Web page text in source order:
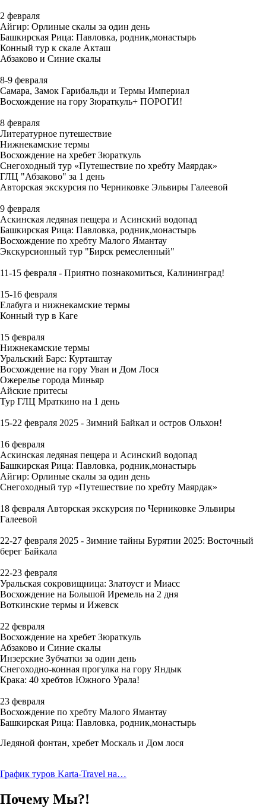
2 февраля
Айгир: Орлиные скалы за один день
Башкирская Рица: Павловка, родник,монастырь
Конный тур к скале Акташ
Абзаково и Синие скалы
8-9 февраля
Самара, Замок Гарибальди и Термы Империал
Восхождение на гору Зюраткуль+ ПОРОГИ!
8 февраля
Литературное путешествие
Нижнекамские термы
Восхождение на хребет Зюраткуль
Снегоходный тур «Путешествие по хребту Маярдак»
ГЛЦ "Абзаково" за 1 день
Авторская экскурсия по Черниковке Эльвиры Галеевой
9 февраля
Аскинская ледяная пещера и Асинский водопад
Башкирская Рица: Павловка, родник,монастырь
Восхождение по хребту Малого Ямантау
Экскурсионный тур "Бирск ремесленный"
11-15 февраля - Приятно познакомиться, Калининград!
15-16 февраля
Елабуга и нижнекамские термы
Конный тур в Каге
15 февраля
Нижнекамские термы
Уральский Барс: Курташтау
Восхождение на гору Уван и Дом Лося
Ожерелье города Миньяр
Айские притесы
Тур ГЛЦ Мраткино на 1 день
15-22 февраля 2025 - Зимний Байкал и остров Ольхон!
16 февраля
Аскинская ледяная пещера и Асинский водопад
Башкирская Рица: Павловка, родник,монастырь
Айгир: Орлиные скалы за один день
Снегоходный тур «Путешествие по хребту Маярдак»
18 февраля Авторская экскурсия по Черниковке Эльвиры
Галеевой
22-27 февраля 2025 - Зимние тайны Бурятии 2025: Восточный
берег Байкала
22-23 февраля
Уральская сокровищница: Златоуст и Миасс
Восхождение на Большой Иремель на 2 дня
Воткинские термы и Ижевск
22 февраля
Восхождение на хребет Зюраткуль
Абзаково и Синие скалы
Инзерские Зубчатки за один день
Снегоходно-конная прогулка на гору Яндык
Крака: 40 хребтов Южного Урала!
23 февраля
Восхождение по хребту Малого Ямантау
Башкирская Рица: Павловка, родник,монастырь
Ледяной фонтан, хребет Москаль и Дом лося
График туров Karta-Travel на…
Почему Мы?!